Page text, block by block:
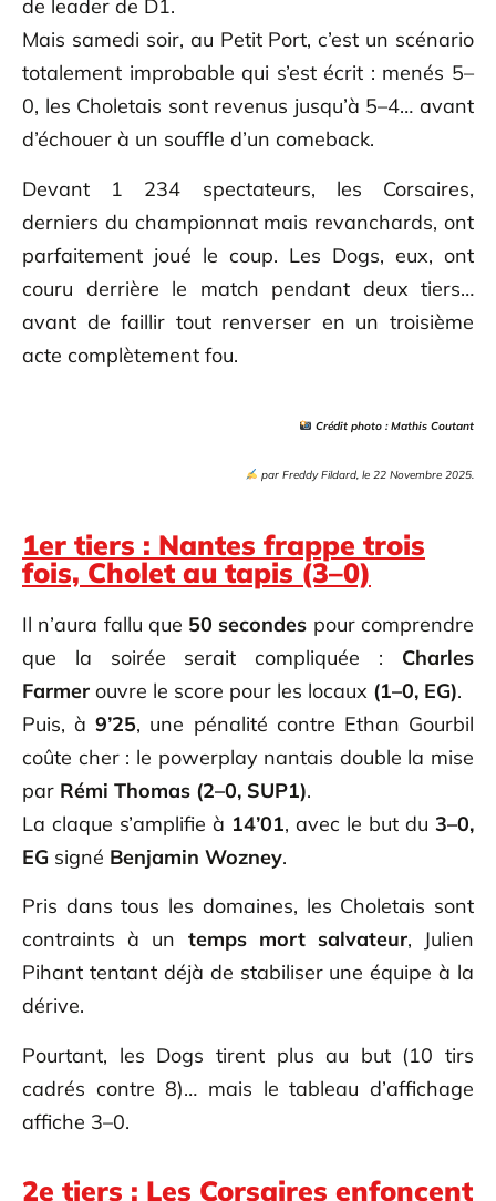
de leader de D1.
Mais samedi soir, au Petit Port, c’est un scénario
totalement improbable qui s’est écrit : menés 5–
0, les Choletais sont revenus jusqu’à 5–4… avant
d’échouer à un souffle d’un comeback.
Devant 1 234 spectateurs, les Corsaires,
derniers du championnat mais revanchards, ont
parfaitement joué le coup. Les Dogs, eux, ont
couru derrière le match pendant deux tiers…
avant de faillir tout renverser en un troisième
acte complètement fou.
Crédit photo : Mathis Coutant
par Freddy Fildard, le 22 Novembre 2025.
1er tiers : Nantes frappe trois
fois, Cholet au tapis (3–0)
Il n’aura fallu que 50 secondes pour comprendre
que la soirée serait compliquée : Charles
Farmer ouvre le score pour les locaux (1–0, EG).
Puis, à9’25, une pénalité contre Ethan Gourbil
coûte cher : le powerplay nantais double la mise
par Rémi Thomas (2–0, SUP1).
La claque s’amplifie à 14’01, avec le but du 3–0,
EG signé Benjamin Wozney.
Pris dans tous les domaines, les Choletais sont
contraints à un temps mort salvateur, Julien
Pihant tentant déjà de stabiliser une équipe à la
dérive.
Pourtant, les Dogs tirent plus au but (10 tirs
cadrés contre 8)… mais le tableau d’affichage
affiche 3–0.
2e tiers : Les Corsaires enfoncent